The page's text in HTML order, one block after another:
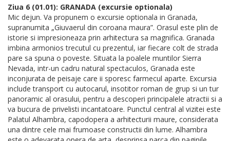
Ziua 6 (01.01): GRANADA (excursie optionala)
Mic dejun. Va propunem o excursie optionala in Granada,
supranumita „Giuvaerul din coroana maura”. Orasul este plin de
istorie si impresioneaza prin arhitectura sa magnifica. Granada
imbina armonios trecutul cu prezentul, iar fiecare colt de strada
pare sa spuna o poveste. Situata la poalele muntilor Sierra
Nevada, intr-un cadru natural spectaculos, Granada este
inconjurata de peisaje care ii sporesc farmecul aparte. Excursia
include transport cu autocarul, insotitor roman de grup si un tur
panoramic al orasului, pentru a descoperi principalele atractii si a
va bucura de privelisti incantatoare. Punctul central al vizitei este
Palatul Alhambra, capodopera a arhitecturii maure, considerata
una dintre cele mai frumoase constructii din lume. Alhambra